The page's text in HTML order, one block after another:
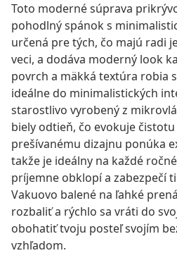
Toto moderné súprava
pohodlný spánok s
určená pre tých, čo majú radi
veci, a dodáva moderný look
povrch a mäkká textúra robia
ideálne do minimalistických
starostlivo vyrobený z
biely odtieň, čo evokuje
prešívanému dizajnu ponúka
takže je ideálny na každé
príjemne obklopí a zabezpečí
Vakuovo balené na ľahké
rozbaliť a rýchlo sa vráti do
obohatiť tvoju posteľ svojím
vzhľadom.